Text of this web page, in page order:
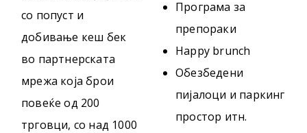
со попуст и
добивање кеш бек
во партнерската
мрежа која брои
повеќе од 200
трговци, со над 1000
Програма за
препораки
Happy brunch
Обезбедени
пијалоци и паркинг
простор итн.